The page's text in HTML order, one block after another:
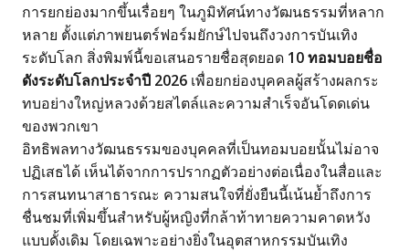
การยกย่องมากขึ้นเรื่อยๆ ในภูมิทัศน์ทางวัฒนธรรมที่หลาก
หลาย ตั้งแต่ภาพยนตร์ฟอร์มยักษ์ไปจนถึงวงการบันเทิง
ระดับโลก สิ่งพิมพ์นี้ขอเสนอรายชื่อสุดยอด 10 ทอมบอยชื่อ
ดังระดับโลกประจำปี 2026 เพื่อยกย่องบุคคลผู้สร้างผลกระ
ทบอย่างใหญ่หลวงด้วยสไตล์และความสำเร็จอันโดดเด่น
ของพวกเขา
อิทธิพลทางวัฒนธรรมของบุคคลที่เป็นทอมบอยนั้นไม่อาจ
ปฏิเสธได้ เห็นได้จากการปรากฏตัวอย่างต่อเนื่องในสื่อและ
การสนทนาสาธารณะ ความสนใจที่ยั่งยืนนี้เน้นย้ำถึงการ
ชื่นชมที่เพิ่มขึ้นสำหรับผู้หญิงที่กล้าท้าทายความคาดหวัง
แบบดั้งเดิม โดยเฉพาะอย่างยิ่งในอุตสาหกรรมบันเทิง